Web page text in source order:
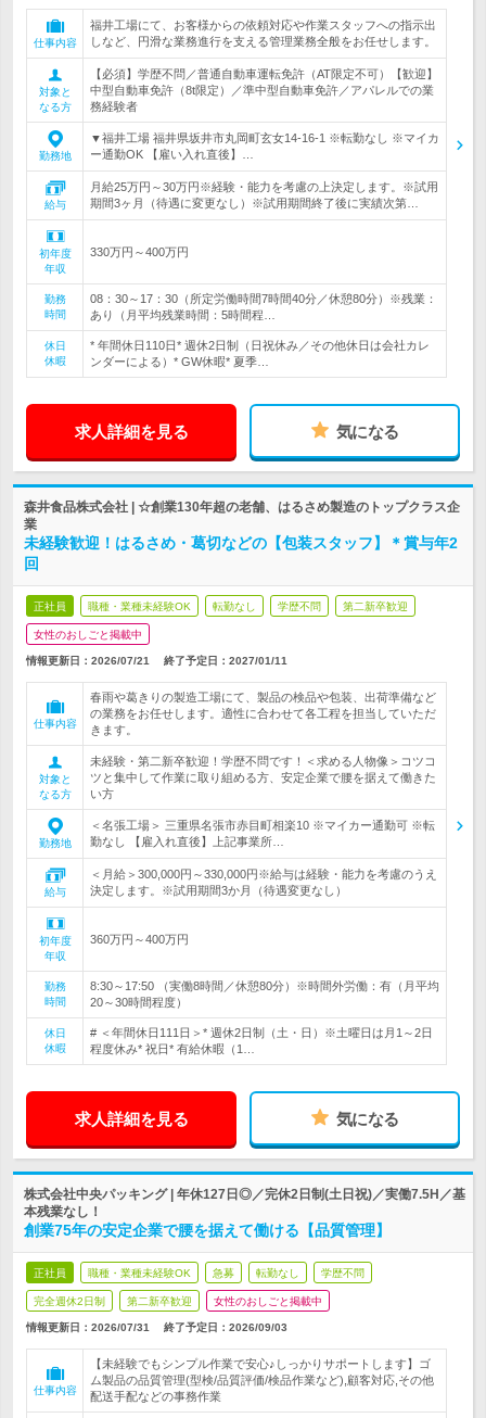
仕事内容
福井工場にて、お客様からの依頼対応や作業スタッフへの指示出
しなど、円滑な業務進行を支える管理業務全般をお任せします。
対象と
なる方
【必須】学歴不問／普通自動車運転免許（AT限定不可）【歓迎】
中型自動車免許（8t限定）／準中型自動車免許／アパレルでの業
務経験者
勤務地
▼福井工場 福井県坂井市丸岡町玄女14-16-1 ※転勤なし ※マイカ
ー通勤OK 【雇い入れ直後】…
給与
月給25万円～30万円※経験・能力を考慮の上決定します。※試用
期間3ヶ月（待遇に変更なし）※試用期間終了後に実績次第…
初年度
年収
330万円～400万円
勤務
時間
08：30～17：30（所定労働時間7時間40分／休憩80分）※残業：
あり（月平均残業時間：5時間程…
休日
休暇
* 年間休日110日* 週休2日制（日祝休み／その他休日は会社カレ
ンダーによる）* GW休暇* 夏季…
求人詳細を見る 気になる
森井食品株式会社 | ☆創業130年超の老舗、はるさめ製造のトップクラス企
業
未経験歓迎！はるさめ・葛切などの【包装スタッフ】＊賞与年2
回
正社員 職種・業種未経験OK 転勤なし 学歴不問 第二新卒歓迎
女性のおしごと掲載中
情報更新日：2026/07/21 終了予定日： 2027/01/11
仕事内容
春雨や葛きりの製造工場にて、製品の検品や包装、出荷準備など
の業務をお任せします。適性に合わせて各工程を担当していただ
きます。
対象と
なる方
未経験・第二新卒歓迎！学歴不問です！＜求める人物像＞コツコ
ツと集中して作業に取り組める方、安定企業で腰を据えて働きた
い方
勤務地
＜名張工場＞ 三重県名張市赤目町相楽10 ※マイカー通勤可 ※転
勤なし 【雇入れ直後】上記事業所…
給与
＜月給＞300,000円～330,000円※給与は経験・能力を考慮のうえ
決定します。※試用期間3か月（待遇変更なし）
初年度
年収
360万円～400万円
勤務
時間
8:30～17:50 （実働8時間／休憩80分）※時間外労働：有（月平均
20～30時間程度）
休日
休暇
# ＜年間休日111日＞* 週休2日制（土・日）※土曜日は月1～2日
程度休み* 祝日* 有給休暇（1…
求人詳細を見る 気になる
株式会社中央パッキング | 年休127日◎／完休2日制(土日祝)／実働7.5H／基
本残業なし！
創業75年の安定企業で腰を据えて働ける【品質管理】
正社員 職種・業種未経験OK 急募 転勤なし 学歴不問
完全週休2日制 第二新卒歓迎 女性のおしごと掲載中
情報更新日：2026/07/31 終了予定日： 2026/09/03
仕事内容
【未経験でもシンプル作業で安心♪しっかりサポートします】ゴ
ム製品の品質管理(型検/品質評価/検品作業など),顧客対応,その他
配送手配などの事務作業